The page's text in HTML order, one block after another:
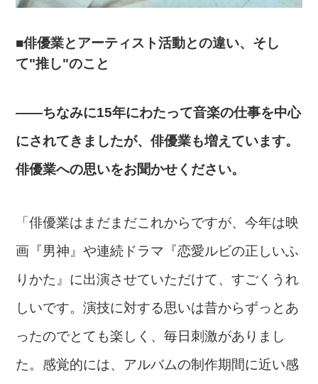
■俳優業とアーティスト活動との違い、そし
て"推し"のこと
――ちなみに15年にわたって音楽の仕事を中心
にされてきましたが、俳優業も増えています。
俳優業への思いをお聞かせください。
「俳優業はまだまだこれからですが、今年は映
画『男神』や連続ドラマ『恋愛ルビの正しいふ
りかた』に出演させていただけて、すごくうれ
しいです。演技に対する思いは昔からずっとあ
ったのでとても楽しく、毎日刺激がありまし
た。感覚的には、アルバムの制作期間に近い感